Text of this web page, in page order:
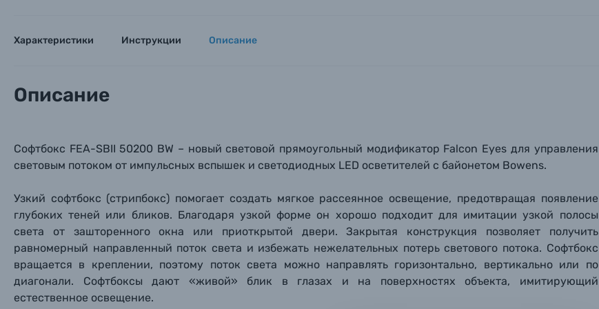
Появились вопросы?
Мы постараемся ответить как можно скорее.
Появились вопросы?
Мы постараемся ответить как можно скорее.
Каталог товаров
Фотокамеры моментальной печати
Видеокамеры
Объективы для фотоаппаратов
Характеристики Инструкции Описание
Описание
Софтбокс FEA-SBII 50200 BW – новый световой прямоугольный модификатор Falcon Eyes для управления
световым потоком от импульсных вспышек и светодиодных LED осветителей с байонетом Bowens.
Узкий софтбокс (стрипбокс) помогает создать мягкое рассеянное освещение, предотвращая появление
глубоких теней или бликов. Благодаря узкой форме он хорошо подходит для имитации узкой полосы
света от зашторенного окна или приоткрытой двери. Закрытая конструкция позволяет получить
равномерный направленный поток света и избежать нежелательных потерь светового потока. Софтбокс
вращается в креплении, поэтому поток света можно направлять горизонтально, вертикально или по
диагонали. Софтбоксы дают «живой» блик в глазах и на поверхностях объекта, имитирующий
естественное освещение.
Появились вопросы?
Мы постараемся ответить как можно скорее.